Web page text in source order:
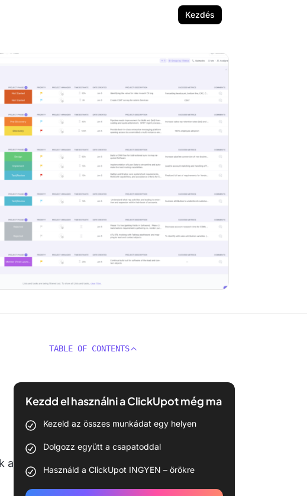
Kezdés
a
TABLE OF CONTENTS
Kezdd el használni a ClickUpot még ma
Kezeld az összes munkádat egy helyen
Dolgozz együtt a csapatoddal
Használd a ClickUpot INGYEN – örökre